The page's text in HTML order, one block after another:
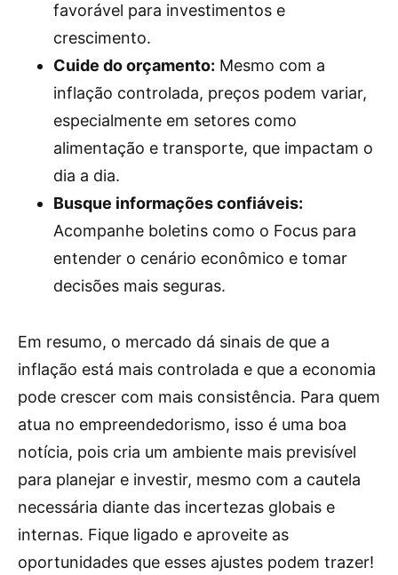
favorável para investimentos e
crescimento.
Cuide do orçamento: Mesmo com a
inflação controlada, preços podem variar,
especialmente em setores como
alimentação e transporte, que impactam o
dia a dia.
Busque informações confiáveis:
Acompanhe boletins como o Focus para
entender o cenário econômico e tomar
decisões mais seguras.
Em resumo, o mercado dá sinais de que a
inflação está mais controlada e que a economia
pode crescer com mais consistência. Para quem
atua no empreendedorismo, isso é uma boa
notícia, pois cria um ambiente mais previsível
para planejar e investir, mesmo com a cautela
necessária diante das incertezas globais e
internas. Fique ligado e aproveite as
oportunidades que esses ajustes podem trazer!